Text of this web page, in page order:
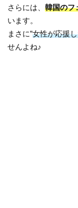
さらには、韓国のフ
います。
まさに”女性が応援
せんよね♪